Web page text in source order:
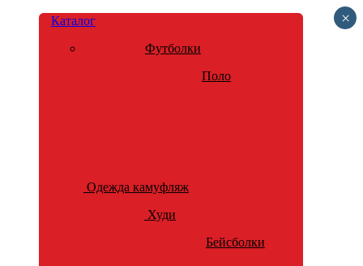
Каталог
Футболки
Поло
Одежда камуфляж
Худи
Бейсболки
×